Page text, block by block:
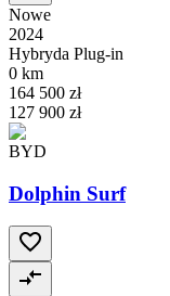
Nowe
2024
Hybryda Plug-in
0 km
164 500 zł
127 900 zł
BYD
Dolphin Surf